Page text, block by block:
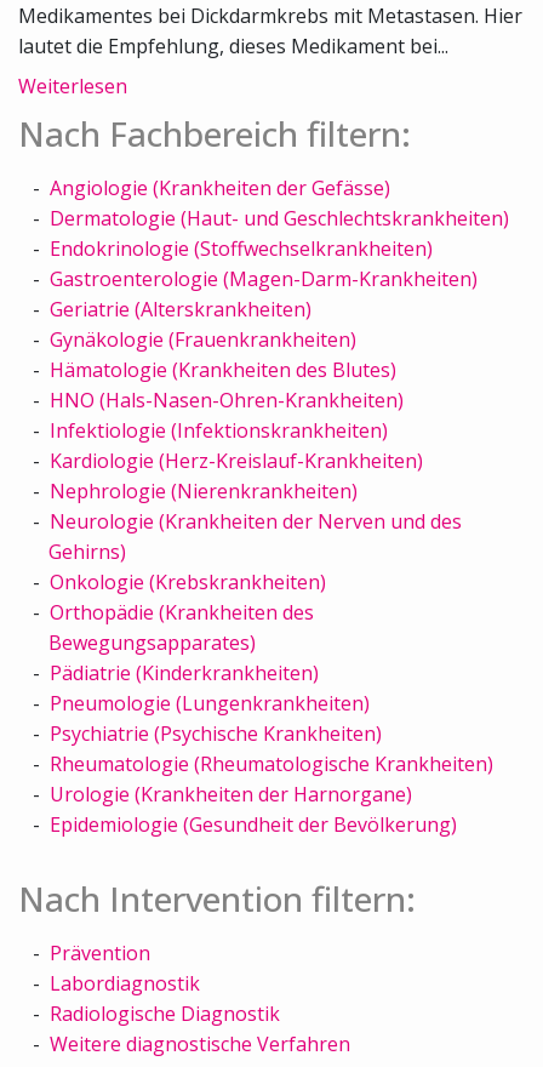
Medikamentes bei Dickdarmkrebs mit Metastasen. Hier
lautet die Empfehlung, dieses Medikament bei...
Weiterlesen
Nach Fachbereich filtern:
Angiologie (Krankheiten der Gefässe)
Dermatologie (Haut- und Geschlechtskrankheiten)
Endokrinologie (Stoffwechselkrankheiten)
Gastroenterologie (Magen-Darm-Krankheiten)
Geriatrie (Alterskrankheiten)
Gynäkologie (Frauenkrankheiten)
Hämatologie (Krankheiten des Blutes)
HNO (Hals-Nasen-Ohren-Krankheiten)
Infektiologie (Infektionskrankheiten)
Kardiologie (Herz-Kreislauf-Krankheiten)
Nephrologie (Nierenkrankheiten)
Neurologie (Krankheiten der Nerven und des
Gehirns)
Onkologie (Krebskrankheiten)
Orthopädie (Krankheiten des
Bewegungsapparates)
Pädiatrie (Kinderkrankheiten)
Pneumologie (Lungenkrankheiten)
Psychiatrie (Psychische Krankheiten)
Rheumatologie (Rheumatologische Krankheiten)
Urologie (Krankheiten der Harnorgane)
Epidemiologie (Gesundheit der Bevölkerung)
Nach Intervention filtern:
Prävention
Labordiagnostik
Radiologische Diagnostik
Weitere diagnostische Verfahren